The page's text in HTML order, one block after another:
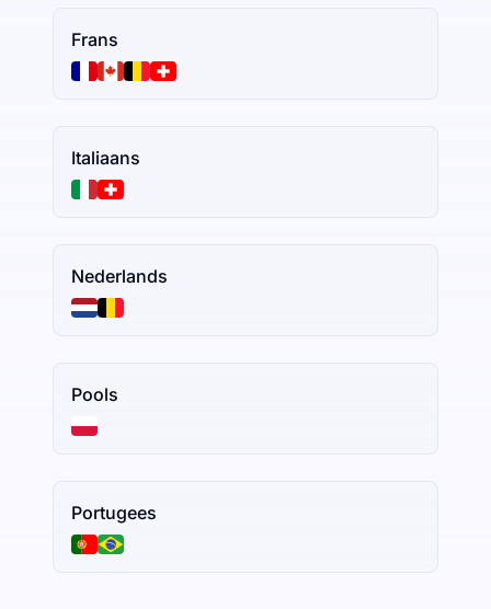
Frans
Italiaans
Nederlands
Pools
Portugees